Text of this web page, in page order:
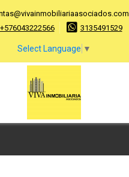
+576043222566
3135491529
Select Language ▼